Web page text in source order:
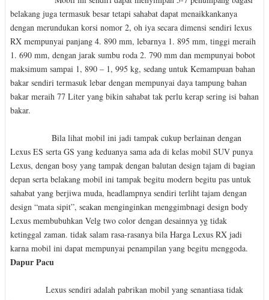
belakang juga termasuk besar tetapi sahabat dapat menaikkankanya
dengan merundukan korsi nomor 2, oh iya secara dimensi sendiri lexus
RX mempunyai panjang 4. 890 mm, lebarnya 1. 895 mm, tinggi meraih
1. 690 mm, dengan jarak sumbu roda 2. 790 mm dan mempunyai bobot
maksimum sampai 1, 890 – 1, 995 kg, sedang untuk Kemampuan bahan
bakar sendiri termasuk lebar dengan mempunyai daya tampung bahan
bakar meraih 77 Liter yang bikin sahabat tak perlu kerap sering isi bahan
bakar.
Bila lihat mobil ini jadi tampak cukup berlainan dengan
Lexus ES serta GS yang keduanya sama ada di kelas mobil SUV punya
Lexus, dengan bosy yang tampak dengan balutan design tajam di bagian
depan serta belakang mobil ini tampak begitu modern begitu pas untuk
sahabat yang berjiwa muda, headlampnya sendiri terliht tajam dengan
design “mata sipit”, seakan menginginkan menggimbnagi design body
Lexus membubuhkan Velg two color dengan desainnya yg tidak
ketinggal zaman. tidak salam rasa-rasanya bila Harga Lexus RX jadi
karna mobil ini dapat mempunyai penampilan yang begitu menggoda.
Dapur Pacu
Lexus sendiri adalah pabrikan mobil yang senantiasa tidak